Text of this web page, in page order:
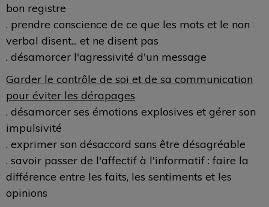
bon registre
. prendre conscience de ce que les mots et le non
verbal disent... et ne disent pas
. désamorcer l'agressivité d'un message
Garder le contrôle de soi et de sa communication
pour éviter les dérapages
. désamorcer ses émotions explosives et gérer son
impulsivité
. exprimer son désaccord sans être désagréable
. savoir passer de l'affectif à l'informatif : faire la
différence entre les faits, les sentiments et les
opinions